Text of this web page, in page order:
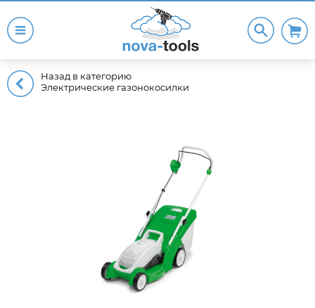
Назад в категорию
Электрические газонокосилки